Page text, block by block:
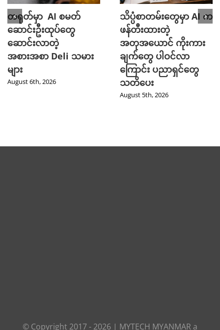
တရုတ်မှာ AI စမတ်
ဆောင်းဦးထုပ်တွေ
ဆောင်းလာတဲ့
အစားအစာ Deli သမား
များ
August 6th, 2026
သိပ္ပံစာတမ်းတွေမှာ AI က
ဖန်တီးထားတဲ့
အတုအယောင် ကိုးကား
ချက်တွေ ပါဝင်လာ
ကြောင်း ပညာရှင်တွေ
သတိပေး
August 5th, 2026
© Copyright 2017 - 2026 | MYTECH MYANMAR a